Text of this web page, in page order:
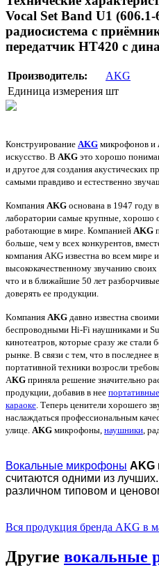
Vocal Set Band U1
радиосистема с
передатчик HT420 с
Производитель:
AKG
Единица измерения шт
Конструирование AKG микрофонов и
искусство. В AKG это хорошо
и другое для создания акустических
самыми правдиво и естественно
Компания AKG основана в 1947 году
лаборатории самые крупные, хорошо
работающие в мире. Компанией AKG
больше, чем у всех конкурентов,
компания AKG известна во всем мире
высококачественному звучанию
что и в ближайшие 50 лет
доверять ее продукции.
Kомпания AKG давно известна своими
беспроводными Hi-Fi наушниками и
кинотеатров, которые сразу же
рынке. В связи с тем, что в последнее
портативной техники возросли
AKG приняла решение значительно
продукции, добавив в нее портативные
караоке. Теперь ценители хорошего
наслаждаться профессиональным
улице. AKG микрофоны, наушники,
Вокальные микрофоны AKG
считаются одними из
различном типовом и
Вся продукция бренда AKG в
Другие вокальные